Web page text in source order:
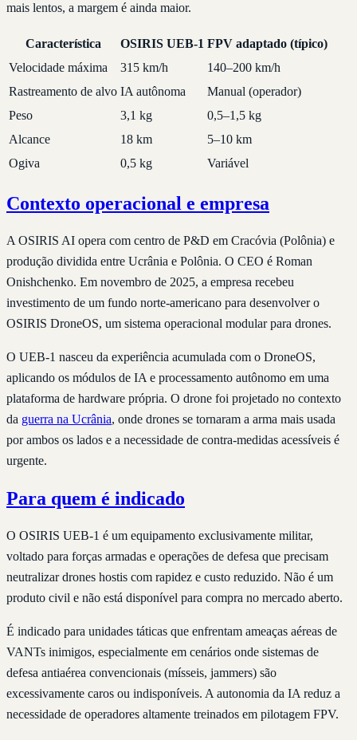
mais lentos, a margem é ainda maior.
Característica OSIRIS UEB-1 FPV adaptado (típico)
Velocidade máxima
315 km/h
140–200 km/h
Rastreamento de alvo IA autônoma
Manual (operador)
Peso
3,1 kg
0,5–1,5 kg
Alcance
18 km
5–10 km
Ogiva
0,5 kg Variável
Contexto operacional e empresa
A OSIRIS AI opera com centro de P&D em Cracóvia (Polônia) e
produção dividida entre Ucrânia e Polônia. O CEO é Roman
Onishchenko. Em novembro de 2025, a empresa recebeu
investimento de um fundo norte-americano para desenvolver o
OSIRIS DroneOS, um sistema operacional modular para drones.
O UEB-1 nasceu da experiência acumulada com o DroneOS,
aplicando os módulos de IA e processamento autônomo em uma
plataforma de hardware própria. O drone foi projetado no contexto
da guerra na Ucrânia, onde drones se tornaram a arma mais usada
por ambos os lados e a necessidade de contra-medidas acessíveis é
urgente.
Para quem é indicado
O OSIRIS UEB-1 é um equipamento exclusivamente militar,
voltado para forças armadas e operações de defesa que precisam
neutralizar drones hostis com rapidez e custo reduzido. Não é um
produto civil e não está disponível para compra no mercado aberto.
É indicado para unidades táticas que enfrentam ameaças aéreas de
VANTs inimigos, especialmente em cenários onde sistemas de
defesa antiaérea convencionais (mísseis, jammers) são
excessivamente caros ou indisponíveis. A autonomia da IA reduz a
necessidade de operadores altamente treinados em pilotagem FPV.